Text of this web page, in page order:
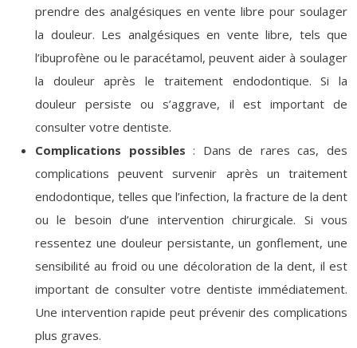
prendre des analgésiques en vente libre pour soulager
la douleur. Les analgésiques en vente libre, tels que
l’ibuprofène ou le paracétamol, peuvent aider à soulager
la douleur après le traitement endodontique. Si la
douleur persiste ou s’aggrave, il est important de
consulter votre dentiste.
Complications possibles: Dans de rares cas, des
complications peuvent survenir après un traitement
endodontique, telles que l’infection, la fracture de la dent
ou le besoin d’une intervention chirurgicale. Si vous
ressentez une douleur persistante, un gonflement, une
sensibilité au froid ou une décoloration de la dent, il est
important de consulter votre dentiste immédiatement.
Une intervention rapide peut prévenir des complications
plus graves.